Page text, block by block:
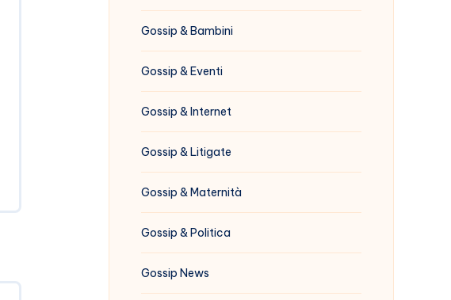
Gossip & Bambini
Gossip & Eventi
Gossip & Internet
Gossip & Litigate
Gossip & Maternità
Gossip & Politica
Gossip News